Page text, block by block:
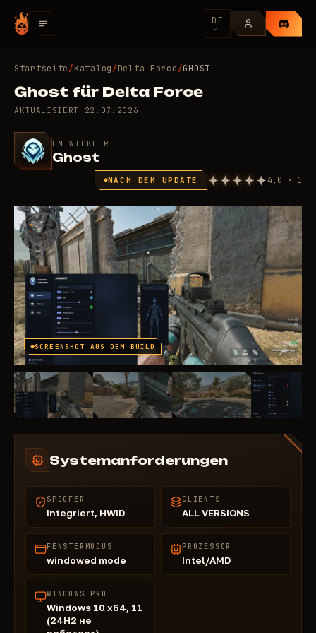
DE
Startseite/Katalog/Delta Force/GHOST
Ghost für Delta Force
AKTUALISIERT 22.07.2026
ENTWICKLER
Ghost
NACH DEM UPDATE 4,0 · 1
SCREENSHOT AUS DEM BUILD
Systemanforderungen
SPOOFER
Integriert, HWID
CLIENTS
ALL VERSIONS
FENSTERMODUS
windowed mode
PROZESSOR
Intel/AMD
WINDOWS PRO
Windows 10 x64, 11
(24H2 не